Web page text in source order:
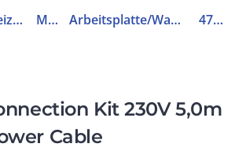
Sanitär, Heizung, Klima Möbel Arbeitsplatte/Waschtischplatte 4708253
Kit 230V 5,0m
Cable